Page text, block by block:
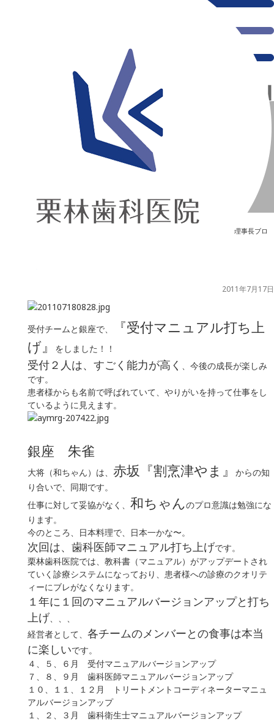
理事長ブロ
2011年7月17日
受付チームと銀座で、
『受付マニュアル打ち上
げ』
をしました！！
受付２人は、すごく能力が高く 、今後の成長が楽しみ
です。
患者様からも名前で呼ばれていて、やりがいを持って仕事をし
ているように見えます。
銀座 朱雀
大将（和ちゃん）は、 赤坂『割烹津やま』
からの知
り合いで、同期です。
仕事に対して妥協がなく、 和ちゃんのプロ意識は勉強にな
ります。
今のところ、日本料理で、日本一かな〜。
次回は、歯科医師マニュアル打ち上げです。
栗林歯科医院では、 教科書（マニュアル）がアップデートされ
ていく診療システムになっており、患者様への診療のクオリテ
ィーにブレがなくなります。
１年に１回のマニュアルバージョンアップと打ち
上げ、、、
経営者として、 各チームのメンバーとの食事は本当
に楽しいです。
４、５、６月 受付マニュアルバージョンアップ
７、８、９月 歯科医師マニュアルバージョンアップ
１０、１１、１２月 トリートメントコーディネーターマニュ
アルバージョンアップ
１、２、３月 歯科衛生士マニュアルバージョンアップ